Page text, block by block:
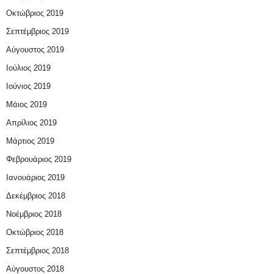
Οκτώβριος 2019
Σεπτέμβριος 2019
Αύγουστος 2019
Ιούλιος 2019
Ιούνιος 2019
Μάιος 2019
Απρίλιος 2019
Μάρτιος 2019
Φεβρουάριος 2019
Ιανουάριος 2019
Δεκέμβριος 2018
Νοέμβριος 2018
Οκτώβριος 2018
Σεπτέμβριος 2018
Αύγουστος 2018